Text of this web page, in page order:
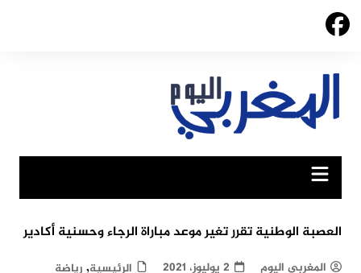
Skip
العصبة الوطنية تقرر تغير موعد مباراة الرجاء وحسنية أكادير
المغربي اليوم 2 يوليوز، 2021 الرئيسية, رياضة